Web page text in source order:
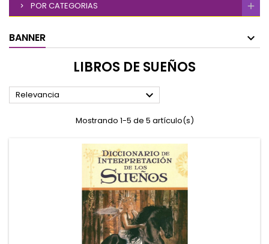
POR CATEGORIAS
BANNER
LIBROS DE SUEÑOS
Relevancia 
Mostrando 1-5 de 5 artículo(s)